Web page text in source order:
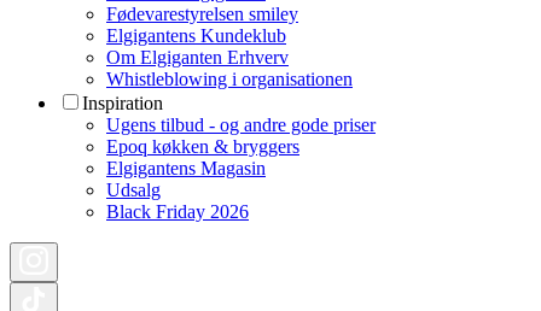
Fødevarestyrelsen smiley
Elgigantens Kundeklub
Om Elgiganten Erhverv
Whistleblowing i organisationen
Inspiration
Ugens tilbud - og andre gode priser
Epoq køkken & bryggers
Elgigantens Magasin
Udsalg
Black Friday 2026